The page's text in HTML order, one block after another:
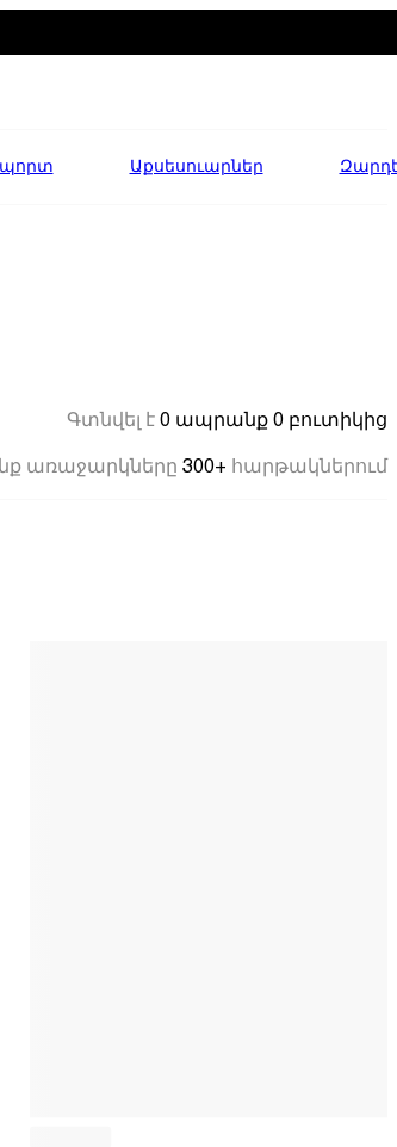
Աքսեսուարներ
Գտնվել է 0 ապրանք 0 բուտիկից
առաջարկները 300+ հարթակներում